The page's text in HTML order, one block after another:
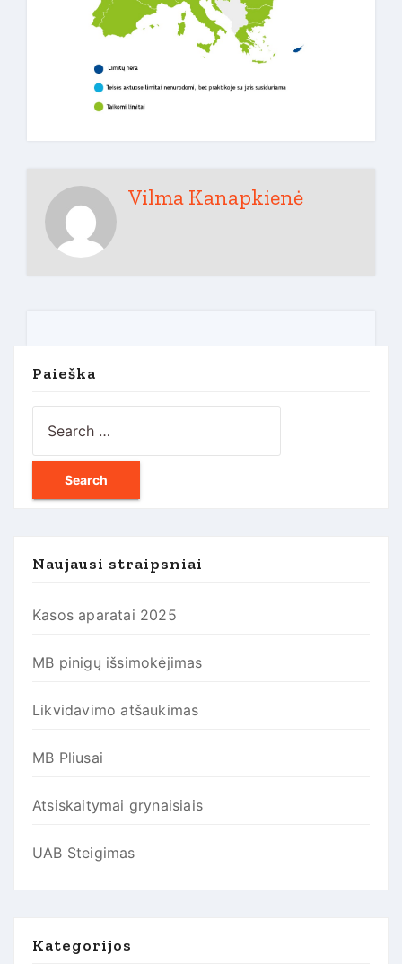
Vilma Kanapkienė
Paieška
Naujausi straipsniai
Kasos aparatai 2025
MB pinigų išsimokėjimas
Likvidavimo atšaukimas
MB Pliusai
Atsiskaitymai grynaisiais
UAB Steigimas
Kategorijos